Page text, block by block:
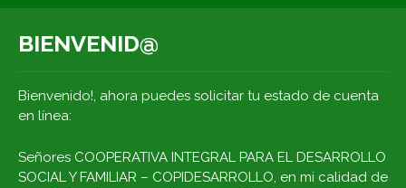
BIENVENID@
Bienvenido!, ahora puedes solicitar tu estado de cuenta
en línea:
Señores COOPERATIVA INTEGRAL PARA EL DESARROLLO
SOCIAL Y FAMILIAR – COPIDESARROLLO, en mi calidad de